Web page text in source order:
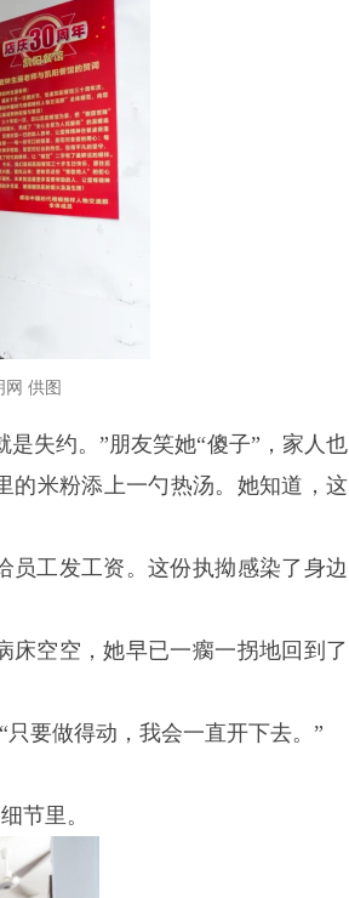
供图
失约。”朋友笑她“傻子”，家人也
的米粉添上一勺热汤。她知道，这
员工发工资。这份执拗感染了身边
床空空，她早已一瘸一拐地回到了
要做得动，我会一直开下去。”
节里。